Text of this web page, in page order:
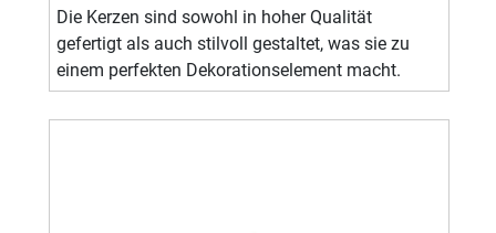
Die Kerzen sind sowohl in hoher Qualität
gefertigt als auch stilvoll gestaltet, was sie zu
einem perfekten Dekorationselement macht.